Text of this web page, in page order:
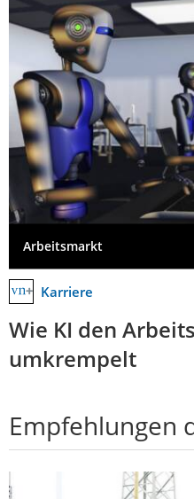
Arbeitsmarkt
Karriere
Wie KI den
umkrempelt
Empfehlungen